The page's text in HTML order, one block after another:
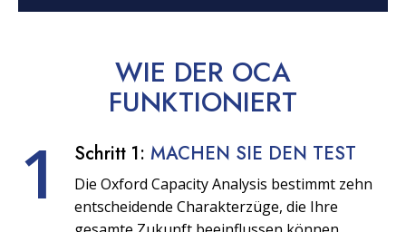
WIE DER OCA
FUNKTIONIERT
1 Schritt 1: MACHEN SIE DEN TEST
Die Oxford Capacity Analysis bestimmt zehn
entscheidende Charakterzüge, die Ihre